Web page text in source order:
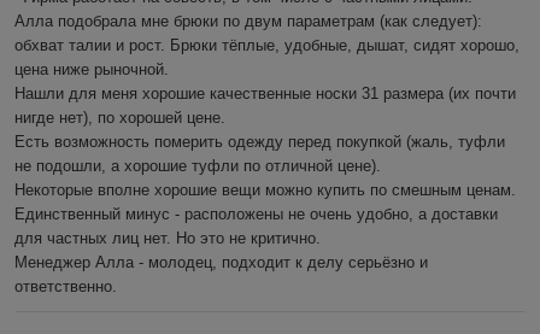
Алла подобрала мне брюки по двум параметрам (как следует):
обхват талии и рост. Брюки тёплые, удобные, дышат, сидят хорошо,
цена ниже рыночной.
Нашли для меня хорошие качественные носки 31 размера (их почти
нигде нет), по хорошей цене.
Есть возможность померить одежду перед покупкой (жаль, туфли
не подошли, а хорошие туфли по отличной цене).
Некоторые вполне хорошие вещи можно купить по смешным ценам.
Единственный минус - расположены не очень удобно, а доставки
для частных лиц нет. Но это не критично.
Менеджер Алла - молодец, подходит к делу серьёзно и
ответственно.